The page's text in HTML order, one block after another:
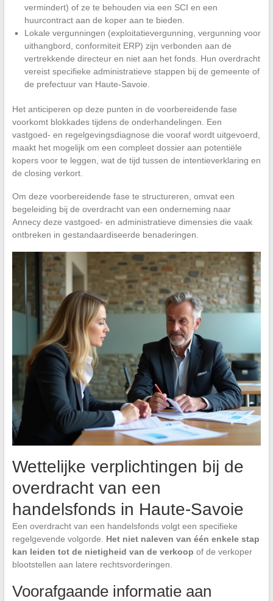
vermindert) of ze te behouden via een SCI en een
huurcontract aan de koper aan te bieden.
Lokale vergunningen (exploitatievergunning, vergunning voor
uithangbord, conformiteit ERP) zijn verbonden aan de
vertrekkende directeur en niet aan het fonds. Hun overdracht
vereist specifieke administratieve stappen bij de gemeente of
de prefectuur van Haute-Savoie.
Het anticiperen op deze punten in de voorbereidende fase
voorkomt blokkades tijdens de onderhandelingen. Een
vastgoed- en regelgevingsdiagnose die vooraf wordt uitgevoerd,
maakt het mogelijk om een compleet dossier aan potentiële
kopers voor te leggen, wat de tijd tussen de intentieverklaring en
de closing verkort.
Om deze voorbereidende fase te structureren, omvat een
begeleiding bij de overdracht van een onderneming naar
Annecy deze vastgoed- en administratieve dimensies die vaak
ontbreken in gestandaardiseerde benaderingen.
Wettelijke verplichtingen bij de
overdracht van een
handelsfonds in Haute-Savoie
Een overdracht van een handelsfonds volgt een specifieke
regelgevende volgorde. Het niet naleven van één enkele stap
kan leiden tot de nietigheid van de verkoop of de verkoper
blootstellen aan latere rechtsvorderingen.
Voorafgaande informatie aan